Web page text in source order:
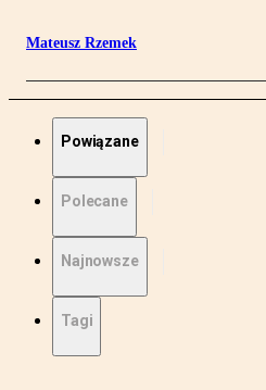
Mateusz Rzemek
Powiązane
Polecane
Najnowsze
Tagi